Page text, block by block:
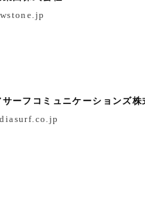
サーフコミュニケーションズ株